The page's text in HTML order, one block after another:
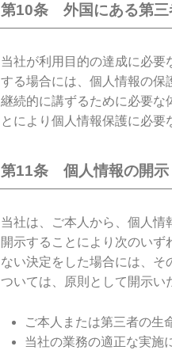
第10条 外国にある第三
当社が利用目的の達成に必
する場合には、個人情報の保
継続的に講ずるために必要な
とにより個人情報保護に必要
第11条 個人情報の開示
当社は、ご本人から、個人情
開示することにより次のい
ない決定をした場合には、そ
ついては、原則として開示い
ご本人または第三者の生
当社の業務の適正な実施